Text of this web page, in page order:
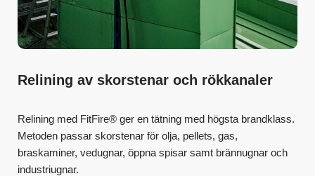
Relining av skorstenar och rökkanaler
Relining med FitFire® ger en tätning med högsta brandklass.
Metoden passar skorstenar för olja, pellets, gas,
braskaminer, vedugnar, öppna spisar samt brännugnar och
industriugnar.